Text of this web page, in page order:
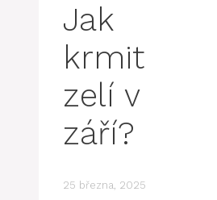
Jak
krmit
zelí v
září?
25 března, 2025